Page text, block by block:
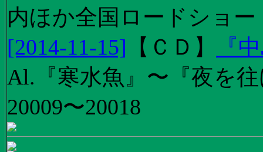
内ほか全国ロードショー
[2014-11-15] 【 ＣＤ 】
『
Al.『寒水魚』〜『夜を
20009〜20018